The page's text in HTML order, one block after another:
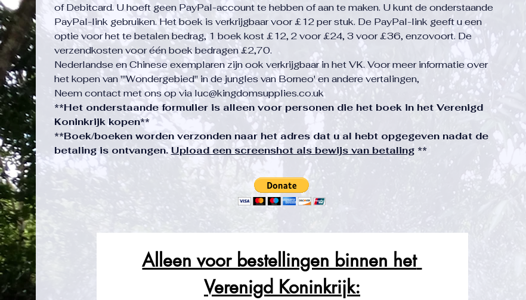
of Debitcard. U hoeft geen PayPal-account te hebben of aan te maken. U kunt de onderstaande
PayPal-link gebruiken. Het boek is verkrijgbaar voor £12 per stuk. De PayPal-link geeft u een
optie voor het te betalen bedrag, 1 boek kost £12, 2 voor £24, 3 voor £36, enzovoort. De
verzendkosten voor één boek bedragen £2,70.
Nederlandse en Chinese exemplaren zijn ook verkrijgbaar in het VK. Voor meer informatie over
het kopen van '"Wondergebied" in de jungles van Borneo' en andere vertalingen,
Neem contact met ons op via luc@kingdomsupplies.co.uk
**Het onderstaande formulier is alleen voor personen die het boek in het Verenigd
Koninkrijk kopen**
**Boek/boeken worden verzonden naar het adres dat u al hebt opgegeven nadat de
betaling is ontvangen.Upload een screenshot als bewijs van betaling**
Alleen voor bestellingen binnen het
Verenigd Koninkrijk: